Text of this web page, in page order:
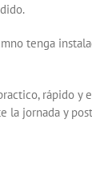
tenga
rápido y
la jornada y